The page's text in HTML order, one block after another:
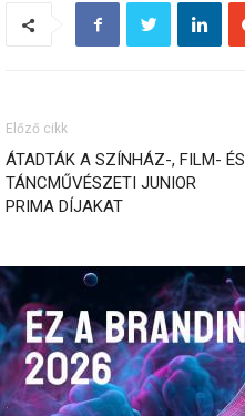
Előző cikk
ÁTADTÁK A SZÍNHÁZ-, FILM- ÉS
TÁNCMŰVÉSZETI JUNIOR
PRIMA DÍJAKAT